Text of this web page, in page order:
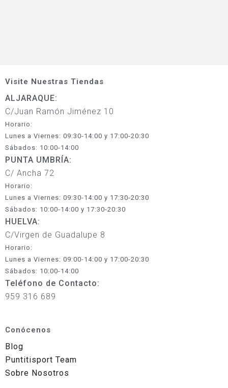
Visite Nuestras Tiendas
ALJARAQUE:
C/Juan Ramón Jiménez 10
Horario:
Lunes a Viernes: 09:30-14:00 y 17:00-20:30
Sábados: 10:00-14:00
PUNTA UMBRÍA:
C/ Ancha 72
Horario:
Lunes a Viernes: 09:30-14:00 y 17:30-20:30
Sábados: 10:00-14:00 y 17:30-20:30
HUELVA:
C/Virgen de Guadalupe 8
Horario:
Lunes a Viernes: 09:00-14:00 y 17:00-20:30
Sábados: 10:00-14:00
Teléfono de Contacto:
959 316 689
Conócenos
Blog
Puntitisport Team
Sobre Nosotros